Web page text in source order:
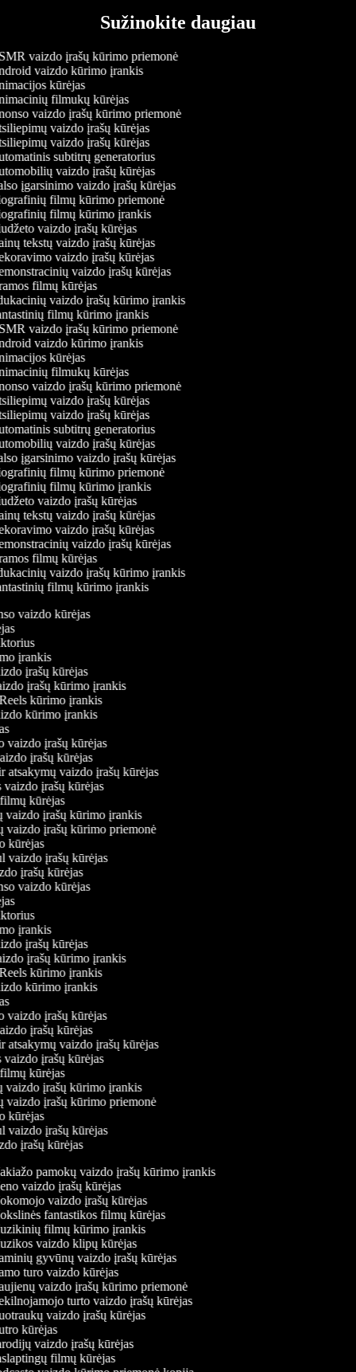
Sužinokite daugiau
vaizdo įrašų kūrimo priemonė
vaizdo kūrimo įrankis
kūrėjas
filmukų kūrėjas
vaizdo įrašų kūrimo priemonė
vaizdo įrašų kūrėjas
vaizdo įrašų kūrėjas
subtitrų generatorius
vaizdo įrašų kūrėjas
įgarsinimo vaizdo įrašų kūrėjas
filmų kūrimo priemonė
filmų kūrimo įrankis
vaizdo įrašų kūrėjas
tekstų vaizdo įrašų kūrėjas
vaizdo įrašų kūrėjas
vaizdo įrašų kūrėjas
filmų kūrėjas
vaizdo įrašų kūrimo įrankis
filmų kūrimo įrankis
vaizdo įrašų kūrimo priemonė
vaizdo kūrimo įrankis
kūrėjas
filmukų kūrėjas
vaizdo įrašų kūrimo priemonė
vaizdo įrašų kūrėjas
vaizdo įrašų kūrėjas
subtitrų generatorius
vaizdo įrašų kūrėjas
įgarsinimo vaizdo įrašų kūrėjas
filmų kūrimo priemonė
filmų kūrimo įrankis
vaizdo įrašų kūrėjas
tekstų vaizdo įrašų kūrėjas
vaizdo įrašų kūrėjas
vaizdo įrašų kūrėjas
filmų kūrėjas
vaizdo įrašų kūrimo įrankis
filmų kūrimo įrankis
vaizdo kūrėjas
įrankis
įrašų kūrėjas
įrašų kūrimo įrankis
Reels kūrimo įrankis
kūrimo įrankis
vaizdo įrašų kūrėjas
įrašų kūrėjas
atsakymų vaizdo įrašų kūrėjas
vaizdo įrašų kūrėjas
kūrėjas
vaizdo įrašų kūrimo įrankis
vaizdo įrašų kūrimo priemonė
kūrėjas
vaizdo įrašų kūrėjas
įrašų kūrėjas
vaizdo kūrėjas
įrankis
įrašų kūrėjas
įrašų kūrimo įrankis
Reels kūrimo įrankis
kūrimo įrankis
vaizdo įrašų kūrėjas
įrašų kūrėjas
atsakymų vaizdo įrašų kūrėjas
vaizdo įrašų kūrėjas
kūrėjas
vaizdo įrašų kūrimo įrankis
vaizdo įrašų kūrimo priemonė
kūrėjas
vaizdo įrašų kūrėjas
įrašų kūrėjas
pamokų vaizdo įrašų kūrimo įrankis
vaizdo įrašų kūrėjas
vaizdo įrašų kūrėjas
fantastikos filmų kūrėjas
filmų kūrimo įrankis
vaizdo klipų kūrėjas
gyvūnų vaizdo įrašų kūrėjas
turo vaizdo kūrėjas
vaizdo įrašų kūrimo priemonė
turto vaizdo įrašų kūrėjas
vaizdo įrašų kūrėjas
kūrėjas
vaizdo įrašų kūrėjas
filmų kūrėjas